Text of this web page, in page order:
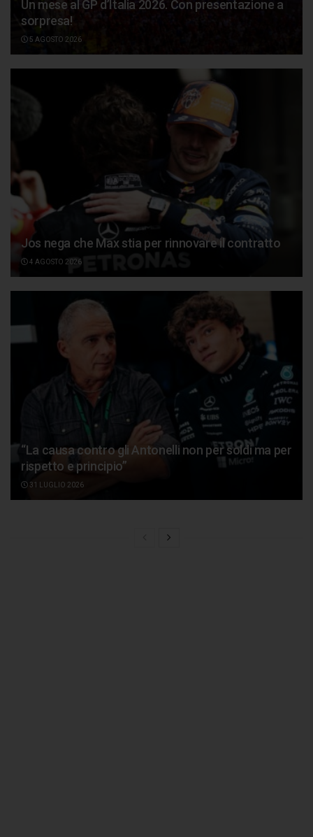
Un mese al GP d’Italia 2026. Con presentazione a
sorpresa!
5 AGOSTO 2026
Jos nega che Max stia per rinnovare il contratto
4 AGOSTO 2026
“La causa contro gli Antonelli non per soldi ma per
rispetto e principio”
31 LUGLIO 2026